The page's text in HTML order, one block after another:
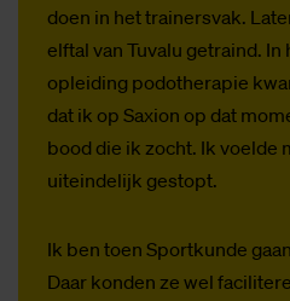
doen in het trainersvak.
elftal van Tuvalu getraind.
opleiding podotherapie
dat ik op Saxion op dat
bood die ik zocht. Ik voelde
uiteindelijk gestopt.
Ik ben toen Sportkunde
Daar konden ze wel